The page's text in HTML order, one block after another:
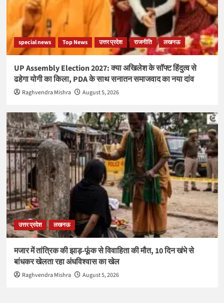
special news Top News उत्तर प्रदेश राजनीति लखनऊ
UP Assembly Election 2027: क्या अखिलेश के सॉफ्ट हिंदुत्व से
ढहेगा योगी का किला, PDA के साथ सनातन समाजवाद का नया दांव
Raghvendra Mishra August 5, 2026
उत्तर प्रदेश लखनऊ
मजार में तांत्रिक की झाड़-फूंक से विवाहिता की मौत, 10 दिन खंभे से
बांधकर खेलता रहा अंधविश्वास का खेल
Raghvendra Mishra August 5, 2026